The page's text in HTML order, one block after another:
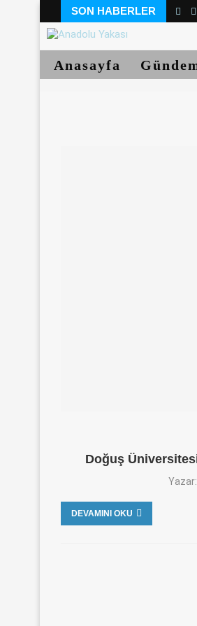
SON HABERLER
Anasayfa
Doğuş
Yazar:
DEVAMINI OKU